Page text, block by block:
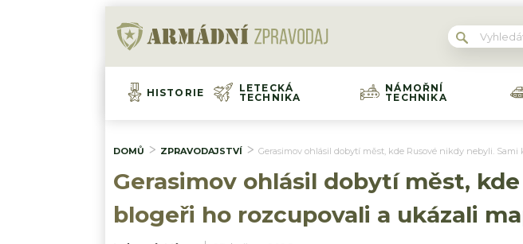
HISTORIE
LETECKÁ
TECHNIKA
NÁMOŘNÍ
TECHNIKA
DOMŮ ZPRAVODAJSTVÍ Gerasimov ohlásil dobytí měst, kde Rusové nikdy nebyli.
Gerasimov ohlásil dobytí měst,
blogeři ho rozcupovali a ukázali